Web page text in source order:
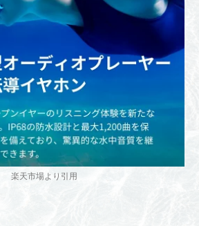
楽天市場より引用